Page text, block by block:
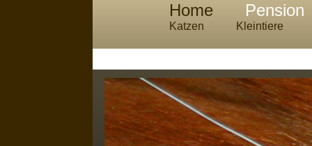
Home Pension
Katzen Kleintiere